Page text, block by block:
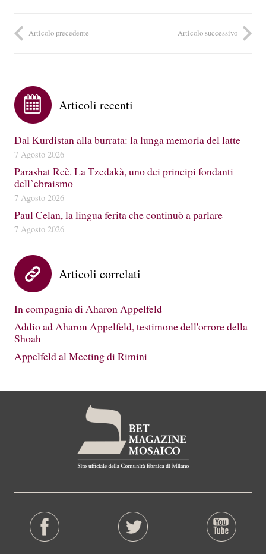
Articolo precedente Articolo successivo
Articoli recenti
Dal Kurdistan alla burrata: la lunga memoria del latte
7 Agosto 2026
Parashat Reè. La Tzedakà, uno dei principi fondanti
dell’ebraismo
7 Agosto 2026
Paul Celan, la lingua ferita che continuò a parlare
7 Agosto 2026
Articoli correlati
In compagnia di Aharon Appelfeld
Addio ad Aharon Appelfeld, testimone dell'orrore della
Shoah
Appelfeld al Meeting di Rimini